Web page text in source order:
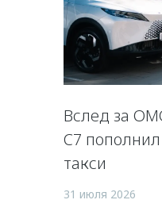
Вслед за
C7
такси
31 июля 2026